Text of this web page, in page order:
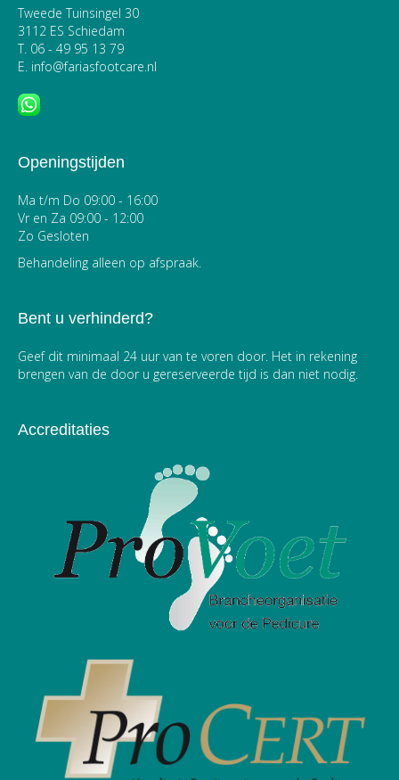
Tweede Tuinsingel 30
3112 ES Schiedam
T. 06 - 49 95 13 79
E. info@fariasfootcare.nl
Openingstijden
Ma t/m Do 09:00 - 16:00
Vr en Za 09:00 - 12:00
Zo Gesloten
Behandeling alleen op afspraak.
Bent u verhinderd?
Geef dit minimaal 24 uur van te voren door. Het in rekening
brengen van de door u gereserveerde tijd is dan niet nodig.
Accreditaties